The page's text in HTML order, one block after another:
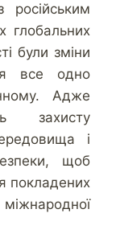
глобальних
були зміни
все одно
Адже
захисту
і
щоб
покладених